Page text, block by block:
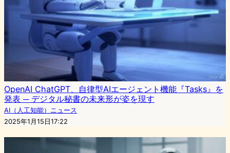
OpenAI ChatGPT、自律型AIエージェント機能『Tasks』を
発表 ─ デジタル秘書の未来形が姿を現す
AI（人工知能）ニュース
2025年1月15日17:22